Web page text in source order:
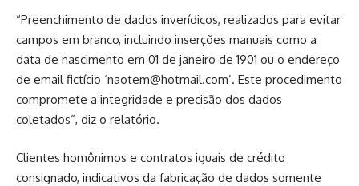
“Preenchimento de dados inverídicos, realizados para evitar
campos em branco, incluindo inserções manuais como a
data de nascimento em 01 de janeiro de 1901 ou o endereço
de email fictício ‘naotem@hotmail.com’. Este procedimento
compromete a integridade e precisão dos dados
coletados”, diz o relatório.
Clientes homônimos e contratos iguais de crédito
consignado, indicativos da fabricação de dados somente